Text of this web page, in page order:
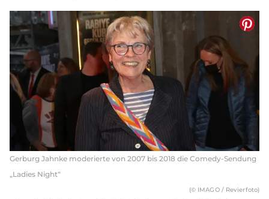
Gerburg Jahnke moderierte von 2007 bis 2018 die Comedy-Sendung
„Ladies Night“
(© IMAGO / Revierfoto)